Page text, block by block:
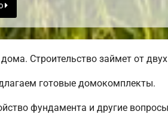
Строительство займет от
готовые домокомплекты.
фундамента и другие